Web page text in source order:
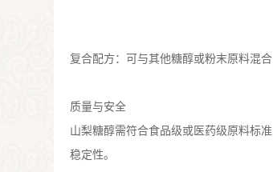
复合配方：可与其他糖醇或粉末原料混
质量与安全
山梨糖醇需符合食品级或医药级原料标
稳定性。